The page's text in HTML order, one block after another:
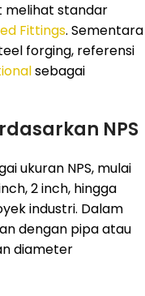
melihat standar
Fittings. Sementara
forging, referensi
sebagai
NPS
ukuran NPS, mulai
2 inch, hingga
industri. Dalam
dengan pipa atau
diameter